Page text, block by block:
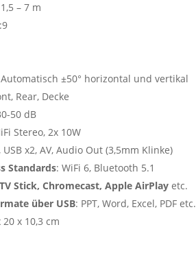
– 7 m
±50° horizontal und vertikal
Rear, Decke
50 dB
Stereo, 2x 10W
USB x2, AV, Audio Out (3,5mm Klinke)
Standards: WiFi 6, Bluetooth 5.1
Stick, Chromecast, Apple AirPlay etc.
über USB: PPT, Word, Excel, PDF etc.
20 x 10,3 cm